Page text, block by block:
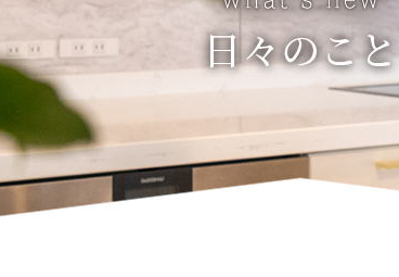
日々のこと